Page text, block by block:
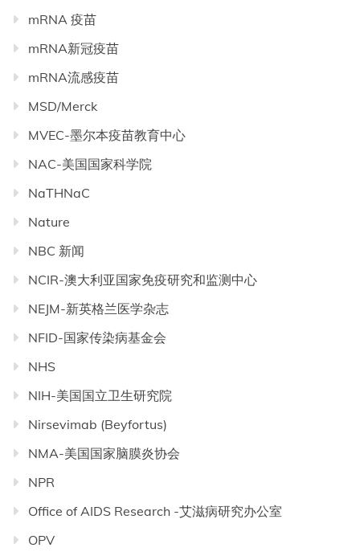
mRNA 疫苗
mRNA新冠疫苗
mRNA流感疫苗
MSD/Merck
MVEC-墨尔本疫苗教育中心
NAC-美国国家科学院
NaTHNaC
Nature
NBC 新闻
NCIR-澳大利亚国家免疫研究和监测中心
NEJM-新英格兰医学杂志
NFID-国家传染病基金会
NHS
NIH-美国国立卫生研究院
Nirsevimab (Beyfortus)
NMA-美国国家脑膜炎协会
NPR
Office of AIDS Research -艾滋病研究办公室
OPV